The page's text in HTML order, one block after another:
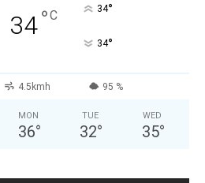
34°C 34°
34°
4.5kmh 95 %
MON
36°
TUE
32°
WED
35°